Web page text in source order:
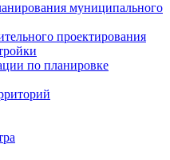
муниципального
проектирования
по планировке